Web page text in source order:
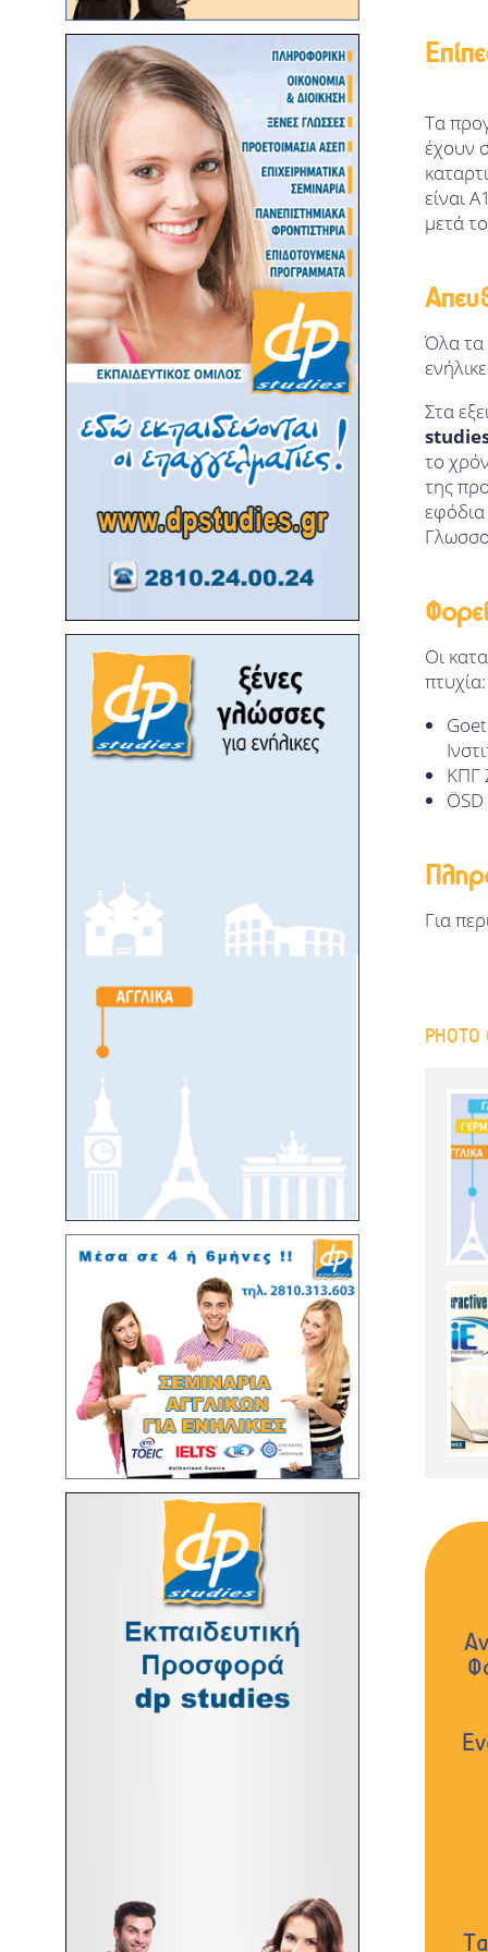
Τα
έχουν
είναι
μετά
Όλα τα
Στα
το
της
Οι
πτυχία:
ΚΠΓ
Για
PHOTO
ΥΠΟΛΟΓΙΣΤΙΚΟΣ ΣΧΕΔΙΑΣΜΟΣ ΚΑΙ
ΨΗΦΙΑΚΗ ΚΑΤΑΣΚΕΥΗ
ΚΑΝΟΝΙΣΤΙΚΗ ΡΥΘΜΙΣΗ ΤΗΣ
ΤΕΧΝΟΛΟΓΙΑΣ
ΟΙΚΟΓΕΝΕΙΑΚΗ ΙΑΤΡΙΚΗ
ΔΗΜΟΣΙΑ ΥΓΕΙΑ
ΦΑΡΜΑΚΟΡΡΥΘΜΙΣΗ/
ΚΑΝΟΝΙΣΤΙΚΕΣ ΥΠΟΘΕΣΕΙΣ
ΕΦΑΡΜΟΣΜΕΝΗ ΚΛΙΝΙΚΗ ΠΡΑΞΗ
ΣΤΟ ΚΟΙΝΟΤΙΚΟ ΦΑΡΜΑΚΕΙΟ
ΤΡΑΠΕΖΙΚΗ, ΛΟΓΙΣΤΙΚΗ ΚΑΙ
ΧΡΗΜΑΤΟΟΙΚΟΝΟΜΙΚΗ - ΚΟΙΝΟ
ΠΡΟΓΡΑΜΜΑ ΜΕ ΤΟ ΕΑΠ
ΔΙΚΑΙΟ ΤΗΣ ΟΙΚΟΝΟΜΙΑΣ ΚΑΙ ΤΩΝ
ΕΠΙΧΕΙΡΗΣΕΩΝ - ΚΟΙΝΟ